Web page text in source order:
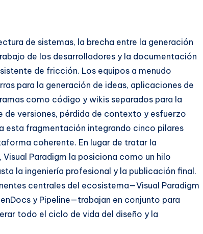
de sistemas, la brecha entre la generación
de los desarrolladores y la documentación
de fricción. Los equipos a menudo
para la generación de ideas, aplicaciones de
como código y wikis separados para la
versiones, pérdida de contexto y esfuerzo
esta fragmentación integrando cinco pilares
coherente. En lugar de tratar la
Paradigm la posiciona como un hilo
la ingeniería profesional y la publicación final.
centrales del ecosistema—Visual Paradigm
y Pipeline—trabajan en conjunto para
todo el ciclo de vida del diseño y la